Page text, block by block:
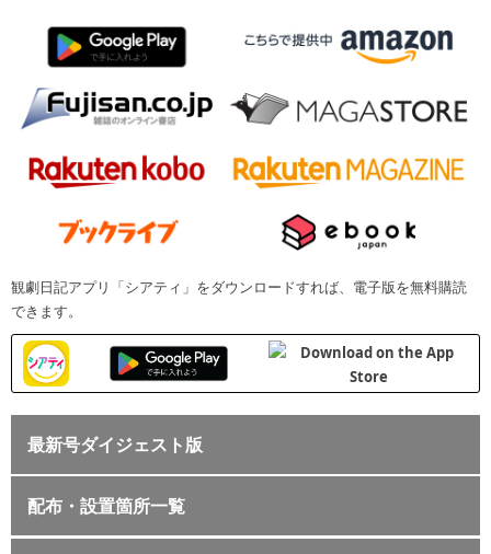
観劇日記アプリ「シアティ」をダウンロードすれば、電子版を無料購読
できます。
最新号ダイジェスト版
配布・設置箇所一覧